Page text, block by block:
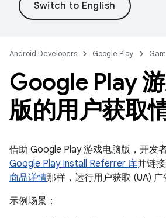
Android Developers Google Play
Google Play
版的用户获取
借助 Google Play 游戏电脑版，开发
Google Play Install Referrer 库并链
商品详情那样，运行用户获取 (UA) 广
示例场景：